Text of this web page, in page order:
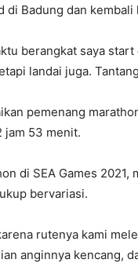
di Badung dan kembali
berangkat saya
landai juga.
pemenang
jam 53 menit.
di SEA Games
bervariasi.
rutenya kami
anginnya kencang,